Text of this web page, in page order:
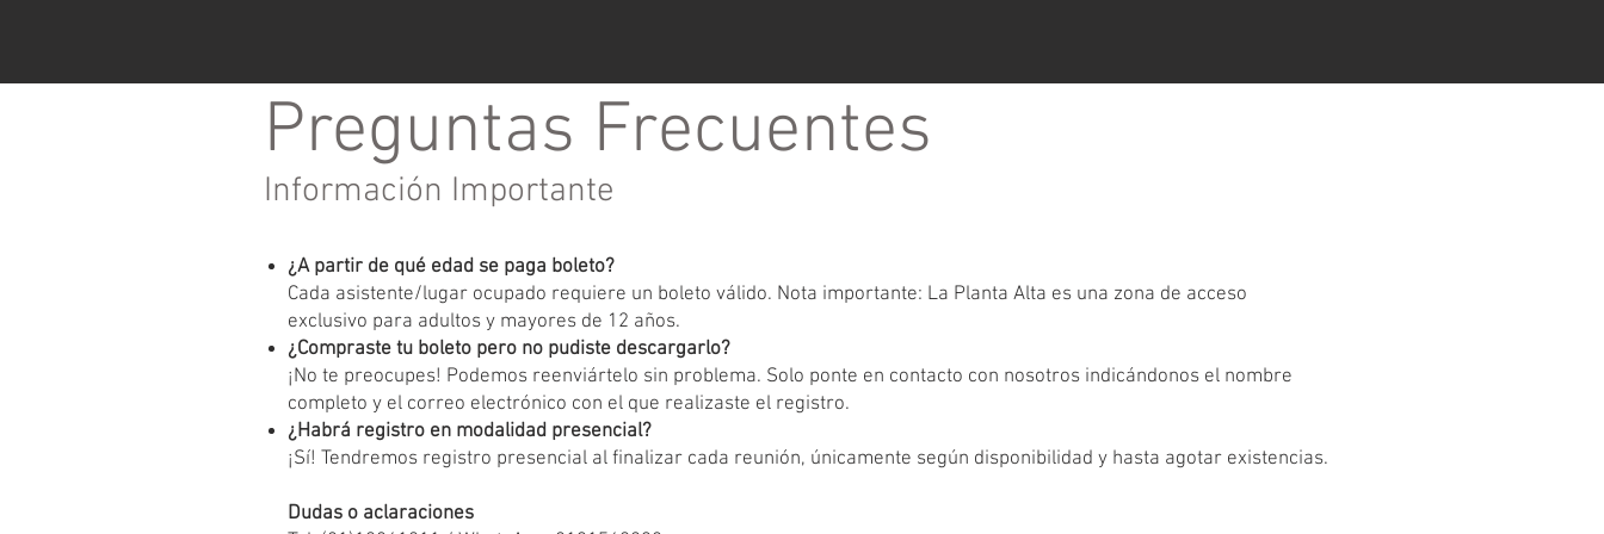
Preguntas Frecuentes
Información Importante
¿A partir de qué edad se paga boleto?
Cada asistente/lugar ocupado requiere un boleto válido. Nota importante: La Planta Alta es una zona de acceso
exclusivo para adultos y mayores de 12 años.
¿Compraste tu boleto pero no pudiste descargarlo?
¡No te preocupes! Podemos reenviártelo sin problema. Solo ponte en contacto con nosotros indicándonos el nombre
completo y el correo electrónico con el que realizaste el registro.
¿Habrá registro en modalidad presencial?
¡Sí! Tendremos registro presencial al finalizar cada reunión, únicamente según disponibilidad y hasta agotar existencias.
Dudas o aclaraciones